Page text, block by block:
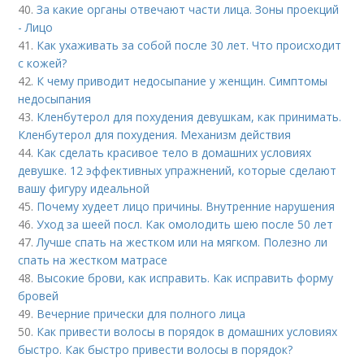
40.За какие органы отвечают части лица. Зоны проекций
- Лицо
41. Как ухаживать за собой после 30 лет. Что происходит
с кожей?
42. К чему приводит недосыпание у женщин. Симптомы
недосыпания
43. Кленбутерол для похудения девушкам, как принимать.
Кленбутерол для похудения. Механизм действия
44. Как сделать красивое тело в домашних условиях
девушке. 12 эффективных упражнений, которые сделают
вашу фигуру идеальной
45. Почему худеет лицо причины. Внутренние нарушения
46.Уход за шеей посл. Как омолодить шею после 50 лет
47. Лучше спать на жестком или на мягком. Полезно ли
спать на жестком матрасе
48. Высокие брови, как исправить. Как исправить форму
бровей
49. Вечерние прически для полного лица
50. Как привести волосы в порядок в домашних условиях
быстро. Как быстро привести волосы в порядок?